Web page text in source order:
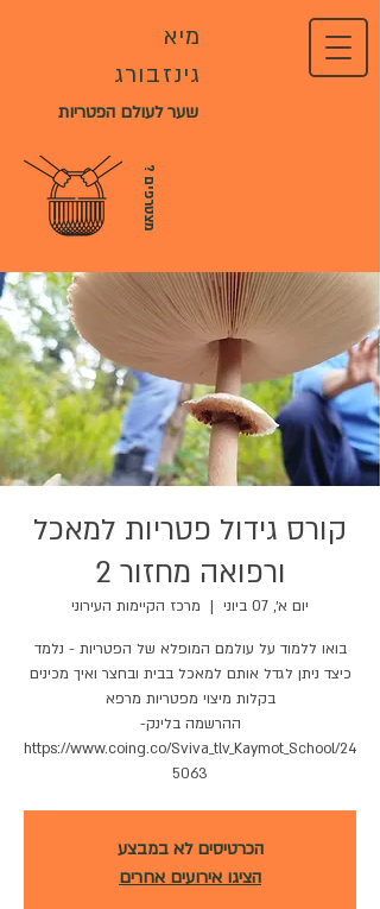
מיא
גינזבורג
שער לעולם הפטריות
?
מ
צ
ט
ר
פ
י
ם
קורס גידול פטריות למאכל
ורפואה מחזור 2
יום א׳, 07 ביוני
  |
מרכז הקיימות העירוני
בואו ללמוד על עולמם המופלא של הפטריות - נלמד
כיצד ניתן לגדל אותם למאכל בבית ובחצר ואיך מכינים
https://www.coing.co/Sviva_tlv_Kaymot_School/24
5063
הכרטיסים לא במבצע
הציגו אירועים אחרים